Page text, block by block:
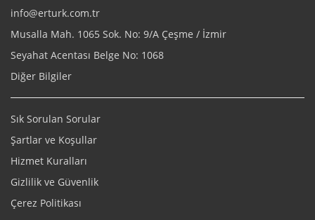
info@erturk.com.tr
Musalla Mah. 1065 Sok. No: 9/A Çeşme / İzmir
Seyahat Acentası Belge No: 1068
Diğer Bilgiler
Sık Sorulan Sorular
Şartlar ve Koşullar
Hizmet Kuralları
Gizlilik ve Güvenlik
Çerez Politikası